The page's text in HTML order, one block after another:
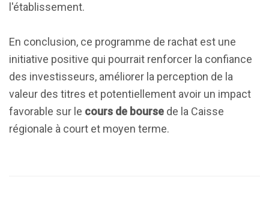
l'établissement.
En conclusion, ce programme de rachat est une
initiative positive qui pourrait renforcer la confiance
des investisseurs, améliorer la perception de la
valeur des titres et potentiellement avoir un impact
favorable sur le cours de bourse de la Caisse
régionale à court et moyen terme.